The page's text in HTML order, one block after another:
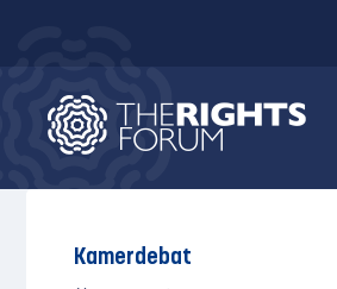
Kamerdebat